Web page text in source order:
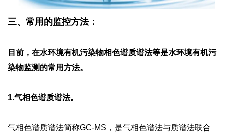
三、常用的监控方法：
目前，在水环境有机污染物相色谱质谱法等是水环境有机污
染物监测的常用方法。
1.气相色谱质谱法。
气相色谱质谱法简称GC-MS，是气相色谱法与质谱法联合